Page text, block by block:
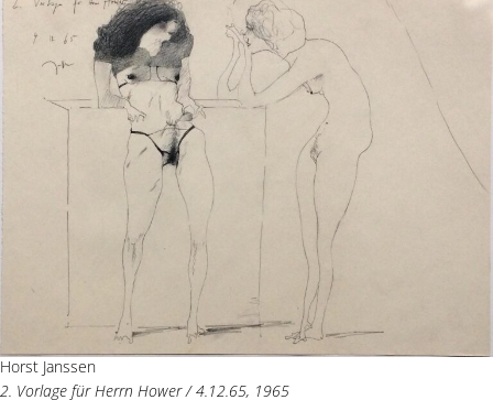
Horst Janssen
2. Vorlage für Herrn Hower / 4.12.65, 1965